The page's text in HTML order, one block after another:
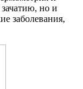
зачатию, но и
заболевания,